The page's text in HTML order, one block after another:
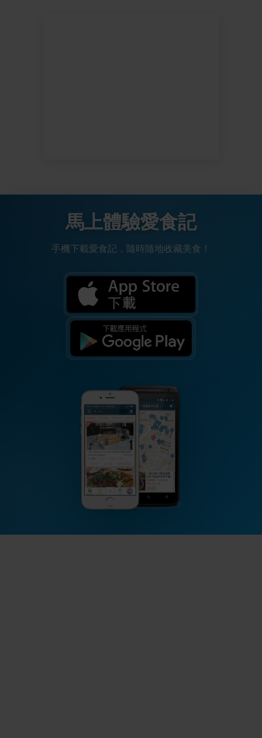
馬上體驗愛食記
手機下載愛食記，隨時隨地收藏美食！